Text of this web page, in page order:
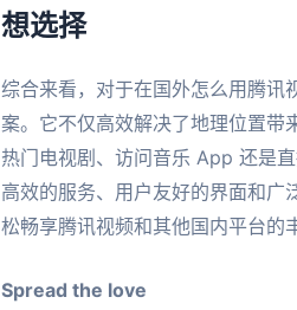
想选择
综合来看，对于在国外怎么用腾讯
案。它不仅高效解决了地理位置带
热门电视剧、访问音乐 App 还是
高效的服务、用户友好的界面和广
松畅享腾讯视频和其他国内平台的
Spread the love